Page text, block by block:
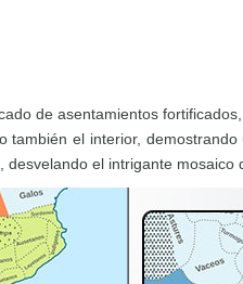
de asentamientos
el interior,
el intrigante mosaico